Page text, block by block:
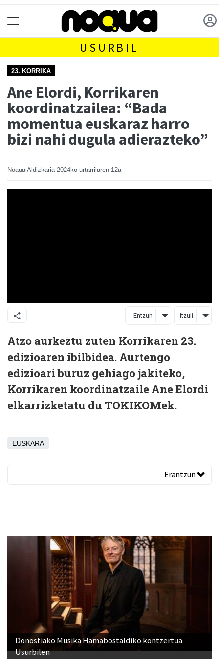
USURBIL
23. KORRIKA
Ane Elordi, Korrikaren
koordinatzailea: “Bada
momentua euskaraz harro
bizi nahi dugula adierazteko”
Noaua Aldizkaria 2024ko urtarrilaren 12a
Entzun Itzuli
Atzo aurkeztu zuten Korrikaren 23.
edizioaren ibilbidea. Aurtengo
edizioari buruz gehiago jakiteko,
Korrikaren koordinatzaile Ane Elordi
elkarrizketatu du TOKIKOMek.
EUSKARA
Erantzun
Donostiako Musika Hamabostaldiko kontzertua
Usurbilen